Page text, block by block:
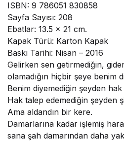
ISBN: 9 786051 830858
Sayfa Sayısı: 208
Ebatlar: 13.5 x 21 cm.
Kapak Türü: Karton Kapak
Baskı Tarihi: Nisan – 2016
Gelirken sen getirmediğin,
olamadığın hiçbir şeye benim
Benim diyemediğin şeyden
Hak talep edemediğin şeyden
Ama aldandın bir kere.
Damarlarına kadar işlemiş
sana şah damarından daha